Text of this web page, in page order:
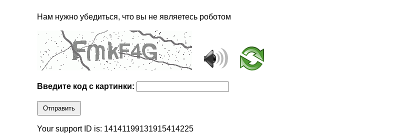
Нам нужно убедиться, что вы не являетесь роботом
Введите код с картинки:
Отправить
Your support ID is: 14141199131915414225